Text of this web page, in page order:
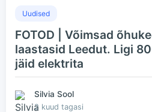
Uudised
FOTOD | Võimsad
laastasid Leedut. Ligi
jäid elektrita
Silvia Sool
2 kuud tagasi